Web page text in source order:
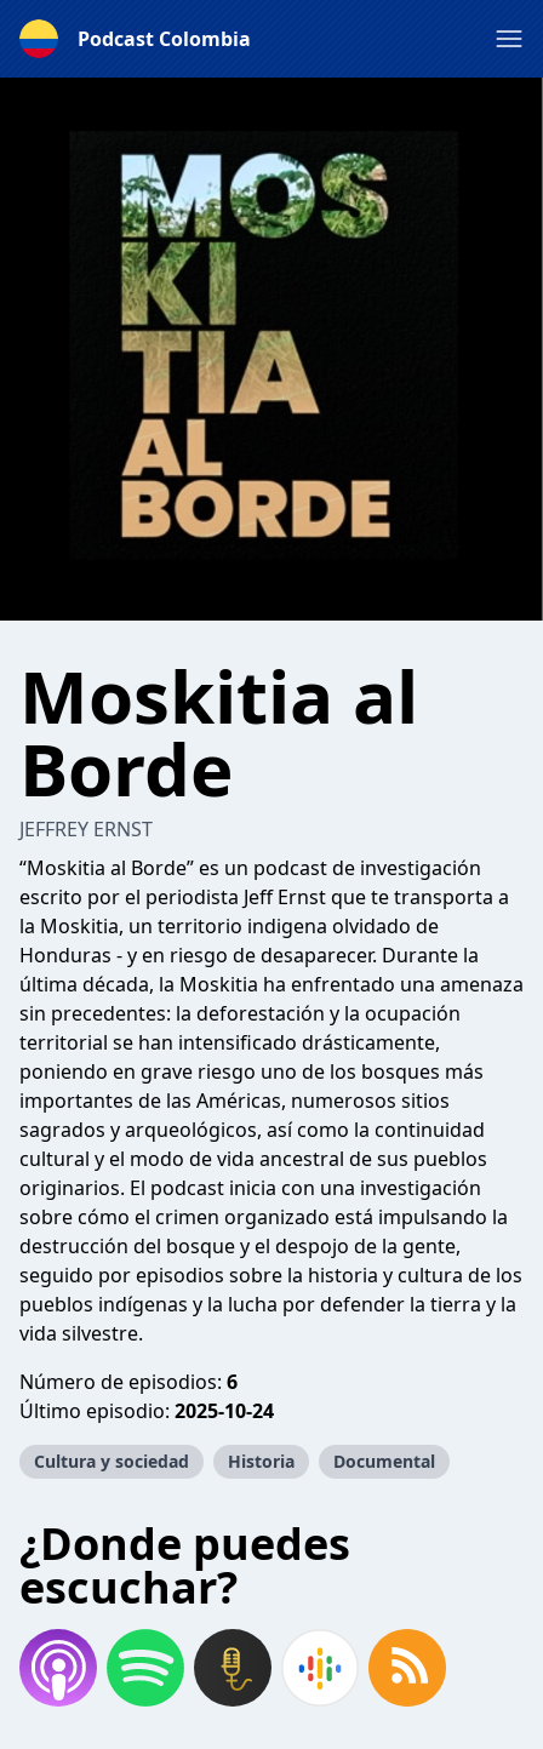
Podcast Colombia
Moskitia al
Borde
JEFFREY ERNST
“Moskitia al Borde” es un podcast de investigación
escrito por el periodista Jeff Ernst que te transporta a
la Moskitia, un territorio indigena olvidado de
Honduras - y en riesgo de desaparecer. Durante la
última década, la Moskitia ha enfrentado una amenaza
sin precedentes: la deforestación y la ocupación
territorial se han intensificado drásticamente,
poniendo en grave riesgo uno de los bosques más
importantes de las Américas, numerosos sitios
sagrados y arqueológicos, así como la continuidad
cultural y el modo de vida ancestral de sus pueblos
originarios. El podcast inicia con una investigación
sobre cómo el crimen organizado está impulsando la
destrucción del bosque y el despojo de la gente,
seguido por episodios sobre la historia y cultura de los
pueblos indígenas y la lucha por defender la tierra y la
vida silvestre.
Número de episodios: 6
Último episodio: 2025-10-24
Cultura y sociedad Historia Documental
¿Donde puedes
escuchar?